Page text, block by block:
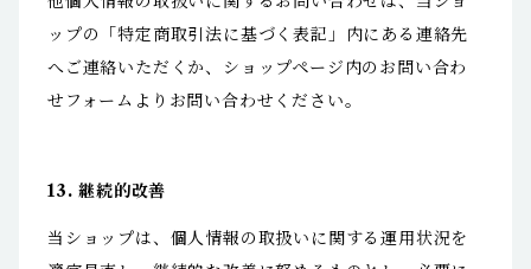
ップの「特定商取引法に基づく表記」内にある連絡先
へご連絡いただくか、ショップページ内のお問い合わ
せフォームよりお問い合わせください。
13. 継続的改善
当ショップは、個人情報の取扱いに関する運用状況を